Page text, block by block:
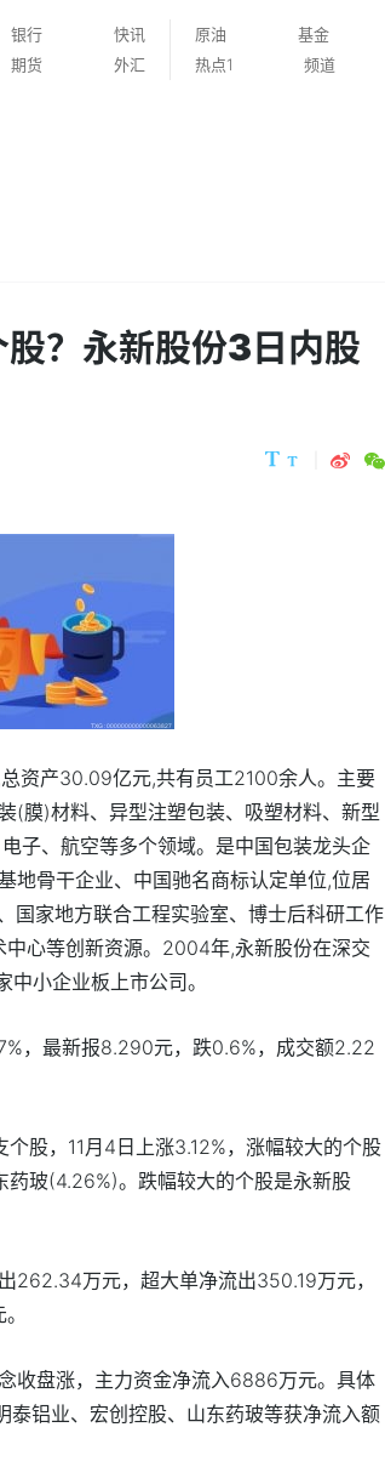
银行
快讯
期货 外汇
原油 基金
热点1
频道
？永新股份3日内股
资产30.09亿元,共有员工2100余人。主要
(膜)材料、异型注塑包装、吸塑材料、新型
子、航空等多个领域。是中国包装龙头企
地骨干企业、中国驰名商标认定单位,位居
国家地方联合工程实验室、博士后科研工作
心等创新资源。2004年,永新股份在深交
小企业板上市公司。
，最新报8.290元，跌0.6%，成交额2.22
股，11月4日上涨3.12%，涨幅较大的个股
玻(4.26%)。跌幅较大的个股是永新股
262.34万元，超大单净流出350.19万元，
收盘涨，主力资金净流入6886万元。具体
铝业、宏创控股、山东药玻等获净流入额